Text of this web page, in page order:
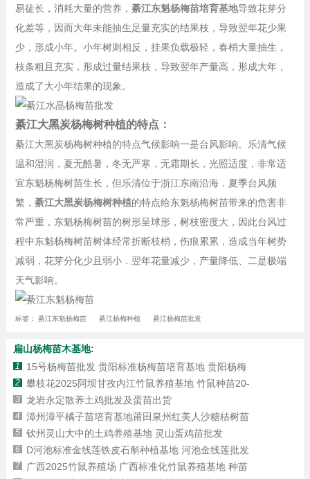
易徒长，消耗大量的营养， 綦江东魁杨梅苗培育基地导致花芽分
化差等，因而大年未能抽生足量充实的结果枝，导致翌年花少果
少，形成小年。小年树则相反，挂果负载极轻，春梢大量抽生，
枝条粗且充实，形成过量结果枝，导致翌年产量高，形成大年，
造成了大小年结果的现象。
綦江大黑炭杨梅树种植的特点：
綦江大黑炭杨梅树种植的特点气候影响一是台风影响。乐清气候
温和湿润，夏无酷暑，冬无严寒，无霜期长，光照适度，非常适
宜东魁杨梅树苗生长，但乐清位于浙江东南沿海．夏季台风频
繁， 綦江大黑炭杨梅树种植的特点给东魁杨梅树苗带来的危害非
常严重，东魁杨梅树苗的树形呈球形，树枝密度大，因此台风过
程中东魁杨梅树苗树体经常折断枝梢，伤痕累累，造成当年树势
减弱，花芽分化少且弱小．翌年花量减少，产量降低、二是极端
天气影响。
标签： 綦江东魁杨梅苗 綦江杨梅种植 綦江杨梅苗批发
扁山杨梅苗木基地:
1 15号杨梅苗批发 贵阳标准杨梅苗培育基地 贵阳杨梅
2 攀枝花2025阿坝甘孜内江竹鼠养殖基地 竹鼠种苗20-
3 龙岩永定散养土鸡批发及蛋苗出货
4 漳州漳平橘子苗培育基地莆田泉州红美人沙糖桔树苗
5 钦州灵山大中的土鸡养殖基地 灵山蛋鸡苗批发
6 D河池标准金线莲铁皮石斛种植基地 河池金线莲批发
7 广西2025竹鼠养殖场 广西标准化竹鼠养殖基地 种苗